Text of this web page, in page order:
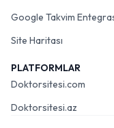
Google Takvim
Site Haritası
PLATFORMLAR
Doktorsitesi.com
Doktorsitesi.az